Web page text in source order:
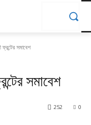
ফ্রন্টের সমাবেশ
সমাবেশ
0
252